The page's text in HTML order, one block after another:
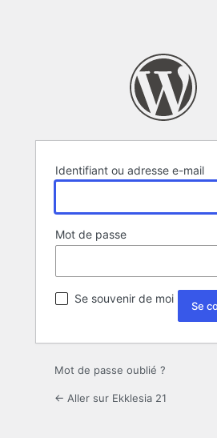
Identifiant ou adresse e-mail
Mot de passe
Se souvenir de moi
Mot de passe oublié ?
← Aller sur Ekklesia 21